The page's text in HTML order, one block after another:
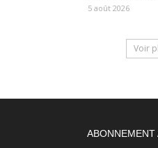
5 août 2026
Voir
ABONNEMENT